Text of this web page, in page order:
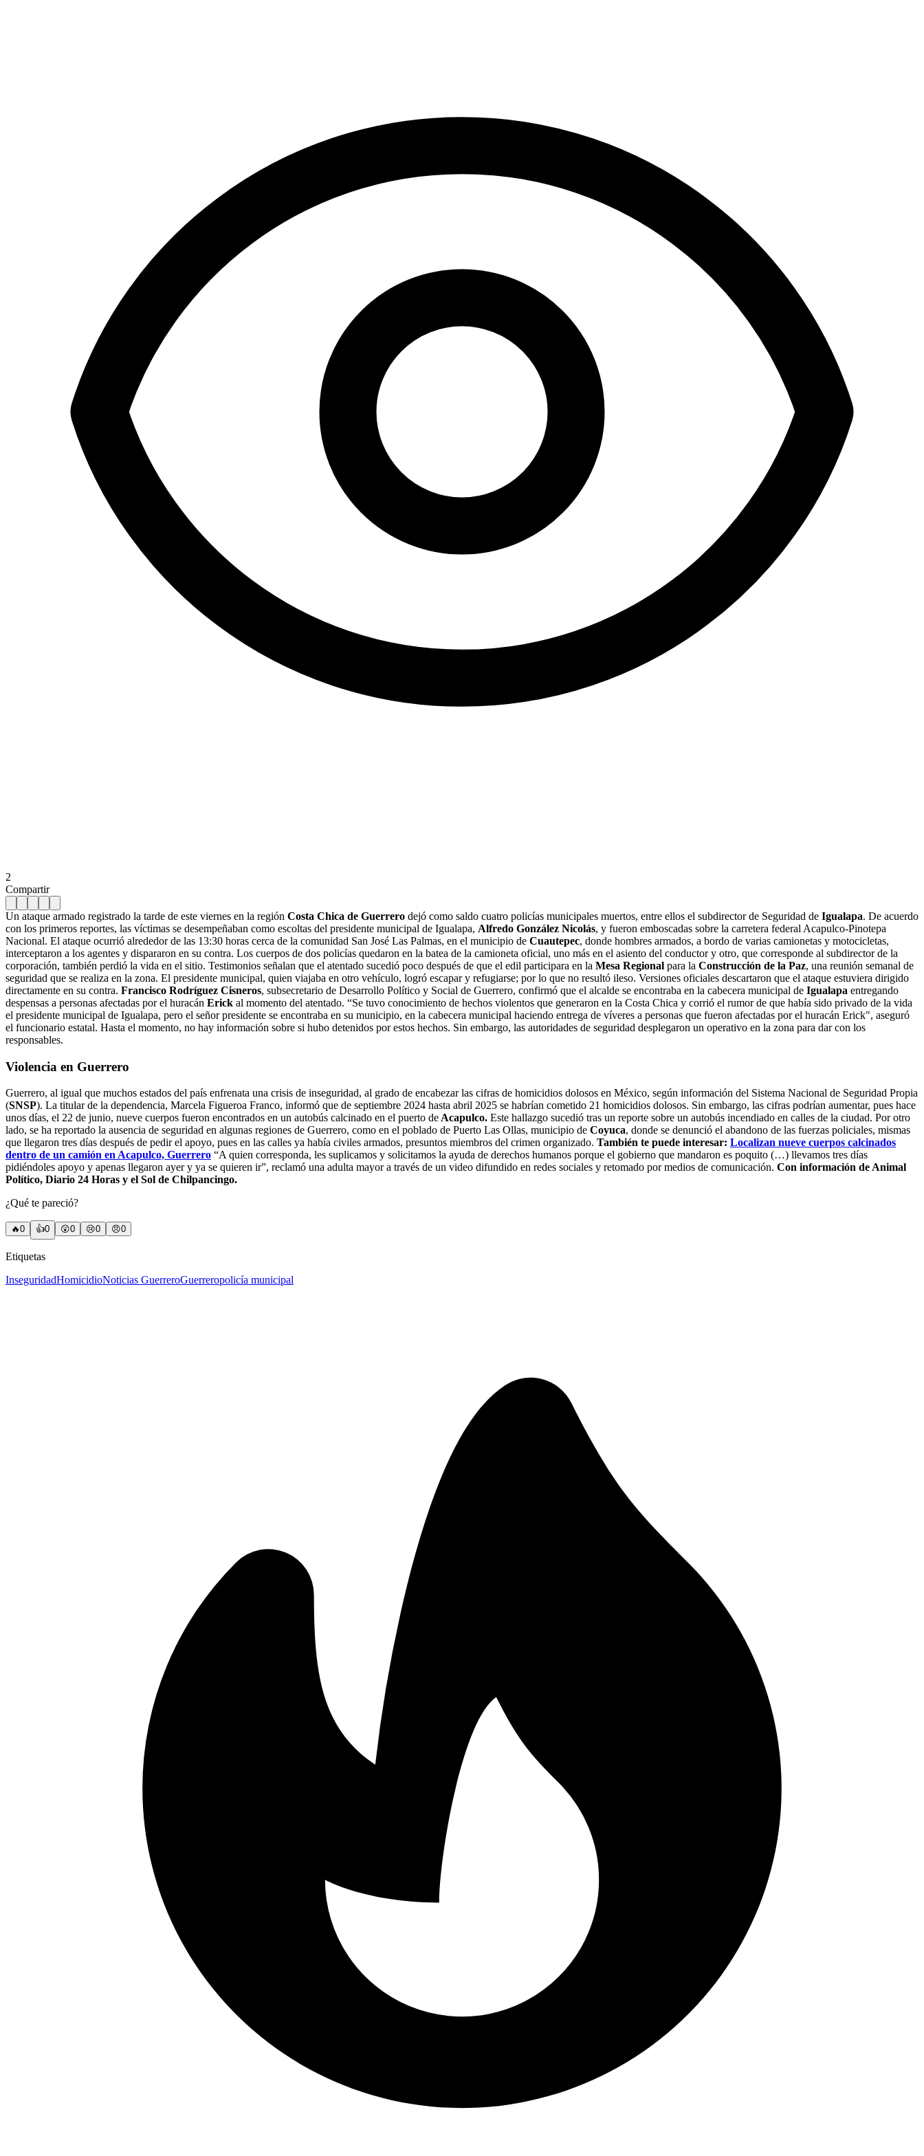
2
Compartir
Un ataque armado registrado la tarde de este viernes en la región Costa Chica de Guerrero dejó como saldo cuatro policías municipales muertos, entre ellos el subdirector de Seguridad de Igualapa. De acuerdo
con los primeros reportes, las víctimas se desempeñaban como escoltas del presidente municipal de Igualapa, Alfredo González Nicolás, y fueron emboscadas sobre la carretera federal Acapulco-Pinotepa
Nacional. El ataque ocurrió alrededor de las 13:30 horas cerca de la comunidad San José Las Palmas, en el municipio de Cuautepec, donde hombres armados, a bordo de varias camionetas y motocicletas,
interceptaron a los agentes y dispararon en su contra. Los cuerpos de dos policías quedaron en la batea de la camioneta oficial, uno más en el asiento del conductor y otro, que corresponde al subdirector de la
corporación, también perdió la vida en el sitio. Testimonios señalan que el atentado sucedió poco después de que el edil participara en la Mesa Regional para la Construcción de la Paz, una reunión semanal de
seguridad que se realiza en la zona. El presidente municipal, quien viajaba en otro vehículo, logró escapar y refugiarse; por lo que no resultó ileso. Versiones oficiales descartaron que el ataque estuviera dirigido
directamente en su contra. Francisco Rodríguez Cisneros, subsecretario de Desarrollo Político y Social de Guerrero, confirmó que el alcalde se encontraba en la cabecera municipal de Igualapa entregando
despensas a personas afectadas por el huracán Erick al momento del atentado. “Se tuvo conocimiento de hechos violentos que generaron en la Costa Chica y corrió el rumor de que había sido privado de la vida
el presidente municipal de Igualapa, pero el señor presidente se encontraba en su municipio, en la cabecera municipal haciendo entrega de víveres a personas que fueron afectadas por el huracán Erick", aseguró
el funcionario estatal. Hasta el momento, no hay información sobre si hubo detenidos por estos hechos. Sin embargo, las autoridades de seguridad desplegaron un operativo en la zona para dar con los
responsables.
Violencia en Guerrero
Guerrero, al igual que muchos estados del país enfrenata una crisis de inseguridad, al grado de encabezar las cifras de homicidios dolosos en México, según información del Sistema Nacional de Seguridad Propia
(SNSP). La titular de la dependencia, Marcela Figueroa Franco, informó que de septiembre 2024 hasta abril 2025 se habrían cometido 21 homicidios dolosos. Sin embargo, las cifras podrían aumentar, pues hace
unos días, el 22 de junio, nueve cuerpos fueron encontrados en un autobús calcinado en el puerto de Acapulco. Este hallazgo sucedió tras un reporte sobre un autobús incendiado en calles de la ciudad. Por otro
lado, se ha reportado la ausencia de seguridad en algunas regiones de Guerrero, como en el poblado de Puerto Las Ollas, municipio de Coyuca, donde se denunció el abandono de las fuerzas policiales, mismas
que llegaron tres días después de pedir el apoyo, pues en las calles ya había civiles armados, presuntos miembros del crimen organizado. También te puede interesar: Localizan nueve cuerpos calcinados
dentro de un camión en Acapulco, Guerrero “A quien corresponda, les suplicamos y solicitamos la ayuda de derechos humanos porque el gobierno que mandaron es poquito (…) llevamos tres días
pidiéndoles apoyo y apenas llegaron ayer y ya se quieren ir”, reclamó una adulta mayor a través de un video difundido en redes sociales y retomado por medios de comunicación. Con información de Animal
Político, Diario 24 Horas y el Sol de Chilpancingo.
¿Qué te pareció?
🔥0 👍0 😲0 😢0 😠0
Etiquetas
InseguridadHomicidioNoticias GuerreroGuerreropolicía municipal